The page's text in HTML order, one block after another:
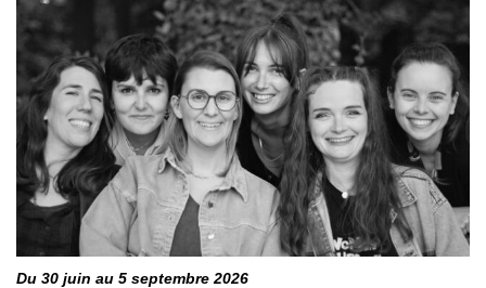
Du 30 juin au 5 septembre 2026